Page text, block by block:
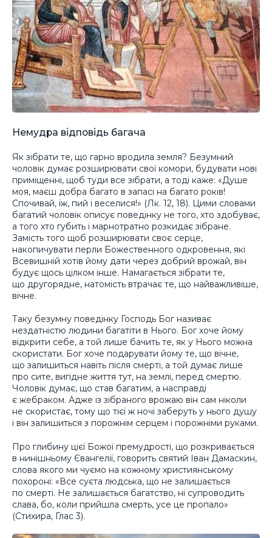
Немудра відповідь багача
Як зібрати те, що гарно вродила земля? Безумний
чоловік думає розширювати свої комори, будувати нові
приміщенні, щоб туди все зібрати, а тоді каже: «Душе
моя, маєш добра багато в запасі на багато років!
Спочивай, їж, пий і веселися!» (Лк. 12, 18). Цими словами
багатий чоловік описує поведінку не того, хто здобуває,
а того хто губить і марнотратно розкидає зібране.
Замість того щоб розширювати своє серце,
накопичувати перли Божественного одкровення, які
Всевишній хотів йому дати через добрий врожай, він
будує щось цілком інше. Намагається зібрати те,
що другорядне, натомість втрачає те, що найважливіше,
вічне.
Таку безумну поведінку Господь Бог називає
нездатністю людини багатіти в Нього. Бог хоче йому
відкрити себе, а той лише бачить те, як у Нього можна
скористати. Бог хоче подарувати йому те, що вічне,
що залишиться навіть після смерті, а той думає лише
про сите, вигідне життя тут, на землі, перед смертю.
Чоловік думає, що став багатим, а насправді
є жебраком. Адже із зібраного врожаю він сам ніколи
не скористає, тому що тієї ж ночі заберуть у нього душу
і він залишиться з порожнім серцем і порожніми руками.
Про глибину цієї Божої премудрості, що розкривається
в нинішньому Євангелії, говорить святий Іван Дамаскин,
слова якого ми чуємо на кожному християнському
похороні: «Все суєта людська, що не залишається
по смерті. Не залишається багатство, ні супроводить
слава, бо, коли прийшла смерть, усе це пропало»
(Стихира, Глас 3).